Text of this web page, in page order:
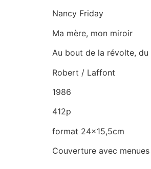
Nancy Friday
Ma mère, mon miroir
Au bout de la révolte,
Robert / Laffont
1986
412p
format 24×15,5cm
Couverture avec